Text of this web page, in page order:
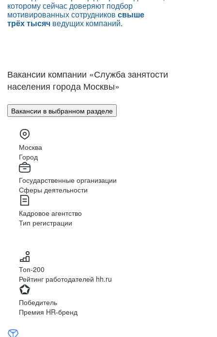
которому сейчас доверяют подбор
мотивированных сотрудников свыше
трёх тысяч ведущих компаний.
Вакансии компании «Служба занятости
населения города Москвы»
Вакансии в выбранном разделе
Москва
Город
Государственные организации
Сферы деятельности
Кадровое агентство
Тип регистрации
Топ-200
Рейтинг работодателей hh.ru
Победитель
Премия HR-бренд